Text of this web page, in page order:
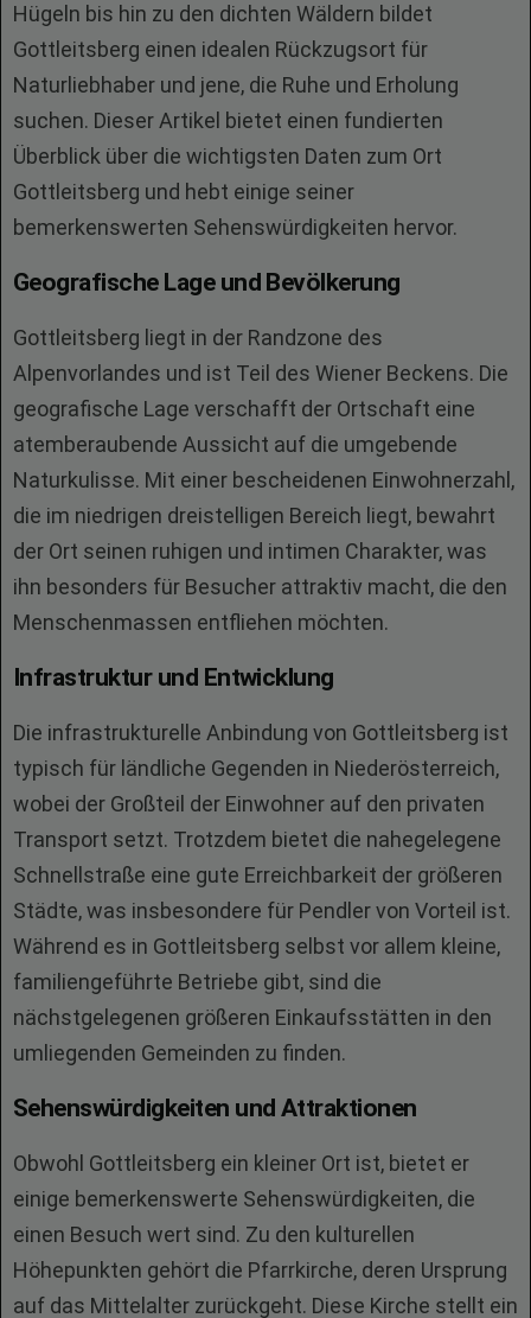
Hügeln bis hin zu den dichten Wäldern bildet
Gottleitsberg einen idealen Rückzugsort für
Naturliebhaber und jene, die Ruhe und Erholung
suchen. Dieser Artikel bietet einen fundierten
Überblick über die wichtigsten Daten zum Ort
Gottleitsberg und hebt einige seiner
bemerkenswerten Sehenswürdigkeiten hervor.
Geografische Lage und Bevölkerung
Gottleitsberg liegt in der Randzone des
Alpenvorlandes und ist Teil des Wiener Beckens. Die
geografische Lage verschafft der Ortschaft eine
atemberaubende Aussicht auf die umgebende
Naturkulisse. Mit einer bescheidenen Einwohnerzahl,
die im niedrigen dreistelligen Bereich liegt, bewahrt
der Ort seinen ruhigen und intimen Charakter, was
ihn besonders für Besucher attraktiv macht, die den
Menschenmassen entfliehen möchten.
Infrastruktur und Entwicklung
Die infrastrukturelle Anbindung von Gottleitsberg ist
typisch für ländliche Gegenden in Niederösterreich,
wobei der Großteil der Einwohner auf den privaten
Transport setzt. Trotzdem bietet die nahegelegene
Schnellstraße eine gute Erreichbarkeit der größeren
Städte, was insbesondere für Pendler von Vorteil ist.
Während es in Gottleitsberg selbst vor allem kleine,
familiengeführte Betriebe gibt, sind die
nächstgelegenen größeren Einkaufsstätten in den
umliegenden Gemeinden zu finden.
Sehenswürdigkeiten und Attraktionen
Obwohl Gottleitsberg ein kleiner Ort ist, bietet er
einige bemerkenswerte Sehenswürdigkeiten, die
einen Besuch wert sind. Zu den kulturellen
Höhepunkten gehört die Pfarrkirche, deren Ursprung
auf das Mittelalter zurückgeht. Diese Kirche stellt ein